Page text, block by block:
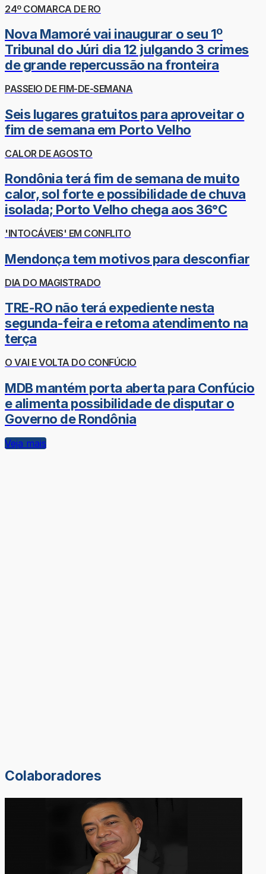
24º COMARCA DE RO
Nova Mamoré vai inaugurar o seu 1º
Tribunal do Júri dia 12 julgando 3 crimes
de grande repercussão na fronteira
PASSEIO DE FIM-DE-SEMANA
Seis lugares gratuitos para aproveitar o
fim de semana em Porto Velho
CALOR DE AGOSTO
Rondônia terá fim de semana de muito
calor, sol forte e possibilidade de chuva
isolada; Porto Velho chega aos 36°C
'INTOCÁVEIS' EM CONFLITO
Mendonça tem motivos para desconfiar
DIA DO MAGISTRADO
TRE-RO não terá expediente nesta
segunda-feira e retoma atendimento na
terça
O VAI E VOLTA DO CONFÚCIO
MDB mantém porta aberta para Confúcio
e alimenta possibilidade de disputar o
Governo de Rondônia
Veja mais
Colaboradores